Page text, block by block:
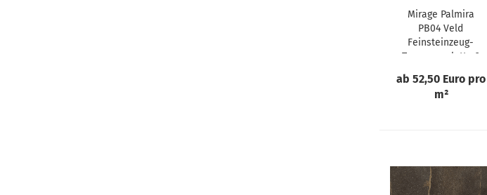
Mirage Palmira
PB04 Veld
Feinsteinzeug-
Terrassenplatte 2
ab 52,50 Euro pro
m²